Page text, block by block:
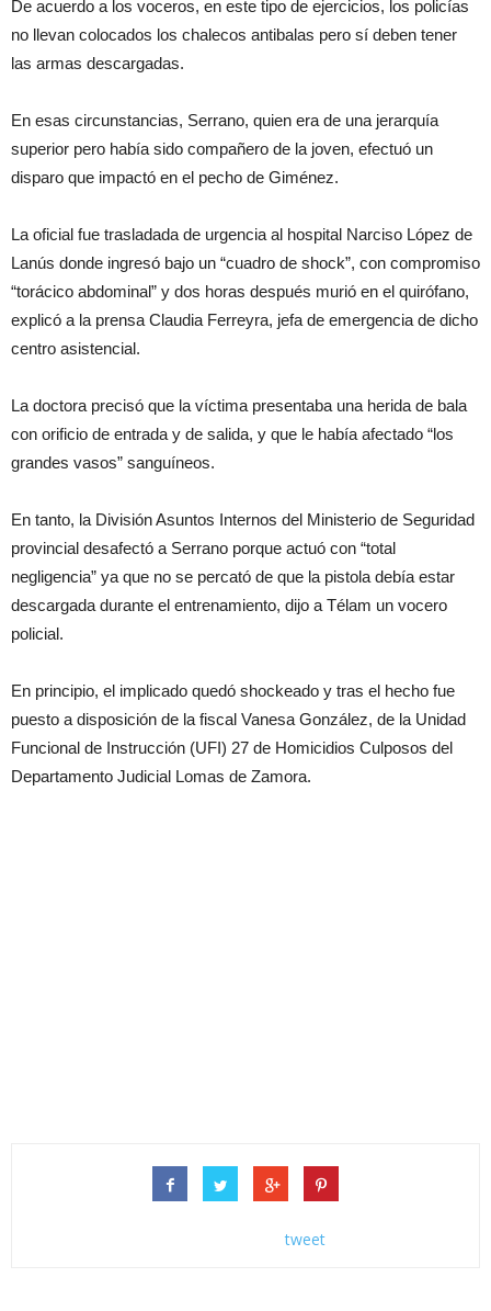
De acuerdo a los voceros, en este tipo de ejercicios, los policías
no llevan colocados los chalecos antibalas pero sí deben tener
las armas descargadas.
En esas circunstancias, Serrano, quien era de una jerarquía
superior pero había sido compañero de la joven, efectuó un
disparo que impactó en el pecho de Giménez.
La oficial fue trasladada de urgencia al hospital Narciso López de
Lanús donde ingresó bajo un “cuadro de shock”, con compromiso
“torácico abdominal” y dos horas después murió en el quirófano,
explicó a la prensa Claudia Ferreyra, jefa de emergencia de dicho
centro asistencial.
La doctora precisó que la víctima presentaba una herida de bala
con orificio de entrada y de salida, y que le había afectado “los
grandes vasos” sanguíneos.
En tanto, la División Asuntos Internos del Ministerio de Seguridad
provincial desafectó a Serrano porque actuó con “total
negligencia” ya que no se percató de que la pistola debía estar
descargada durante el entrenamiento, dijo a Télam un vocero
policial.
En principio, el implicado quedó shockeado y tras el hecho fue
puesto a disposición de la fiscal Vanesa González, de la Unidad
Funcional de Instrucción (UFI) 27 de Homicidios Culposos del
Departamento Judicial Lomas de Zamora.
tweet